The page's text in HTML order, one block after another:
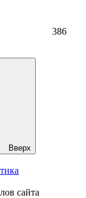
386
Вверх
сайта